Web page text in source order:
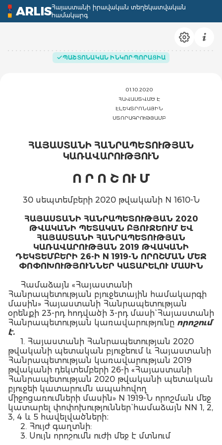
ARLISՀայաստանի իրավական տեղեկատվական
համակարգ
ՊԱՇՏՈՆԱԿԱՆ ԻՆԿՈՐՊՈՐԱՑԻԱ
01.10.2020
ՀԱՎԱՍՏՎԱԾ Է
ԷԼԵԿՏՐՈՆԱՅԻՆ
ՍՏՈՐԱԳՐՈՒԹՅԱՄԲ
ՀԱՅԱՍՏԱՆԻ ՀԱՆՐԱՊԵՏՈՒԹՅԱՆ
ԿԱՌԱՎԱՐՈՒԹՅՈՒՆ
Ո Ր Ո Շ ՈՒ Մ
30 սեպտեմբերի 2020 թվականի N 1610-Ն
ՀԱՅԱՍՏԱՆԻ ՀԱՆՐԱՊԵՏՈՒԹՅԱՆ 2020
ԹՎԱԿԱՆԻ ՊԵՏԱԿԱՆ ԲՅՈՒՋԵՈՒՄ ԵՎ
ՀԱՅԱՍՏԱՆԻ ՀԱՆՐԱՊԵՏՈՒԹՅԱՆ
ԿԱՌԱՎԱՐՈՒԹՅԱՆ 2019 ԹՎԱԿԱՆԻ
ԴԵԿՏԵՄԲԵՐԻ 26-Ի N 1919-Ն ՈՐՈՇՄԱՆ ՄԵՋ
ՓՈՓՈԽՈՒԹՅՈՒՆՆԵՐ ԿԱՏԱՐԵԼՈՒ ՄԱՍԻՆ
Համաձայն «Հայաստանի
Հանրապետության բյուջետային համակարգի
մասին» Հայաստանի Հանրապետության
օրենքի 23-րդ հոդվածի 3-րդ մասի` Հայաստանի
Հանրապետության կառավարությունը որոշում
է.
1. Հայաստանի Հանրապետության 2020
թվականի պետական բյուջեում և Հայաստանի
Հանրապետության կառավարության 2019
թվականի դեկտեմբերի 26-ի «Հայաստանի
Հանրապետության 2020 թվականի պետական
բյուջեի կատարումն ապահովող
միջոցառումների մասին» N 1919-Ն որոշման մեջ
կատարել փոփոխություններ` համաձայն NN 1, 2,
3, 4 և 5 հավելվածների։
2. Հույժ գաղտնի:
3. Սույն որոշումն ուժի մեջ է մտնում